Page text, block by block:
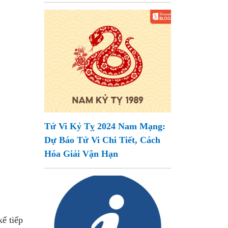
tiếp
Tử Vi Kỷ Tỵ 2024 Nam Mạng:
Dự Báo Tử Vi Chi Tiết, Cách
Hóa Giải Vận Hạn